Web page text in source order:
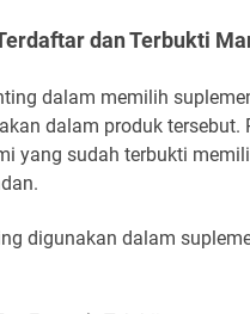
dan Terbukti
dalam memilih
dalam produk tersebut.
yang sudah terbukti
digunakan dalam